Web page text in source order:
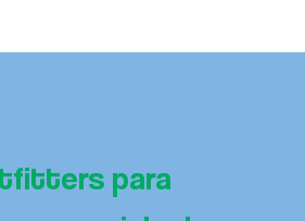
para